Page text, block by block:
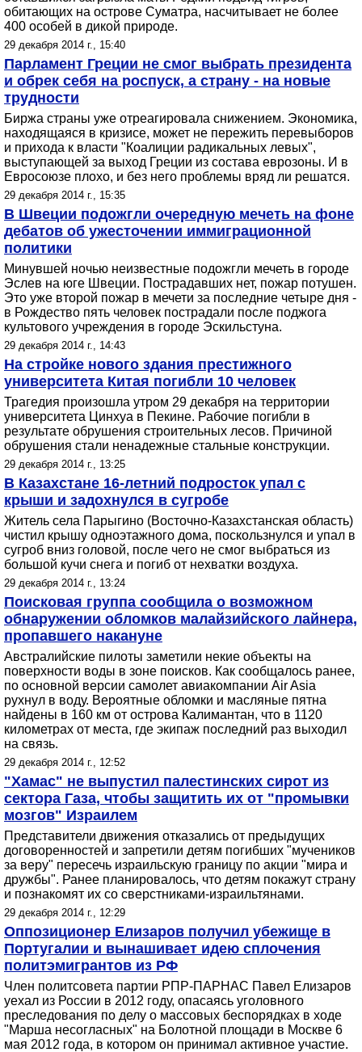
обитающих на острове Суматра, насчитывает не более
400 особей в дикой природе.
29 декабря 2014 г., 15:40
Парламент Греции не смог выбрать президента
и обрек себя на роспуск, а страну - на новые
трудности
Биржа страны уже отреагировала снижением. Экономика,
находящаяся в кризисе, может не пережить перевыборов
и прихода к власти "Коалиции радикальных левых",
выступающей за выход Греции из состава еврозоны. И в
Евросоюзе плохо, и без него проблемы вряд ли решатся.
29 декабря 2014 г., 15:35
В Швеции подожгли очередную мечеть на фоне
дебатов об ужесточении иммиграционной
политики
Минувшей ночью неизвестные подожгли мечеть в городе
Эслев на юге Швеции. Пострадавших нет, пожар потушен.
Это уже второй пожар в мечети за последние четыре дня -
в Рождество пять человек пострадали после поджога
культового учреждения в городе Эскильстуна.
29 декабря 2014 г., 14:43
На стройке нового здания престижного
университета Китая погибли 10 человек
Трагедия произошла утром 29 декабря на территории
университета Цинхуа в Пекине. Рабочие погибли в
результате обрушения строительных лесов. Причиной
обрушения стали ненадежные стальные конструкции.
29 декабря 2014 г., 13:25
В Казахстане 16-летний подросток упал с
крыши и задохнулся в сугробе
Житель села Парыгино (Восточно-Казахстанская область)
чистил крышу одноэтажного дома, поскользнулся и упал в
сугроб вниз головой, после чего не смог выбраться из
большой кучи снега и погиб от нехватки воздуха.
29 декабря 2014 г., 13:24
Поисковая группа сообщила о возможном
обнаружении обломков малайзийского лайнера,
пропавшего накануне
Австралийские пилоты заметили некие объекты на
поверхности воды в зоне поисков. Как сообщалось ранее,
по основной версии самолет авиакомпании Air Asia
рухнул в воду. Вероятные обломки и масляные пятна
найдены в 160 км от острова Калимантан, что в 1120
километрах от места, где экипаж последний раз выходил
на связь.
29 декабря 2014 г., 12:52
"Хамас" не выпустил палестинских сирот из
сектора Газа, чтобы защитить их от "промывки
мозгов" Израилем
Представители движения отказались от предыдущих
договоренностей и запретили детям погибших "мучеников
за веру" пересечь израильскую границу по акции "мира и
дружбы". Ранее планировалось, что детям покажут страну
и познакомят их со сверстниками-израильтянами.
29 декабря 2014 г., 12:29
Оппозиционер Елизаров получил убежище в
Португалии и вынашивает идею сплочения
политэмигрантов из РФ
Член политсовета партии РПР-ПАРНАС Павел Елизаров
уехал из России в 2012 году, опасаясь уголовного
преследования по делу о массовых беспорядках в ходе
"Марша несогласных" на Болотной площади в Москве 6
мая 2012 года, в котором он принимал активное участие.